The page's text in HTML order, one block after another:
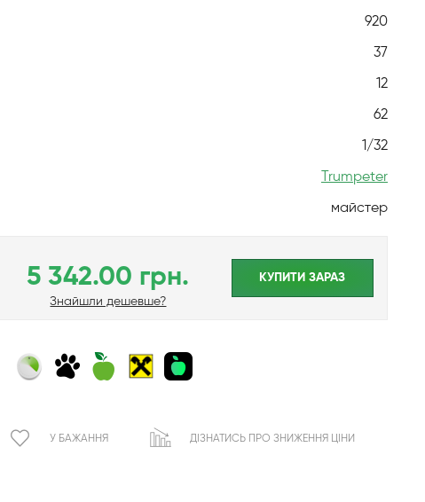
920
37
12
62
1/32
Trumpeter
майстер
5 342.00 грн.
Знайшли дешевше?
КУПИТИ ЗАРАЗ
У БАЖАННЯ ДІЗНАТИСЬ ПРО ЗНИЖЕННЯ ЦІНИ